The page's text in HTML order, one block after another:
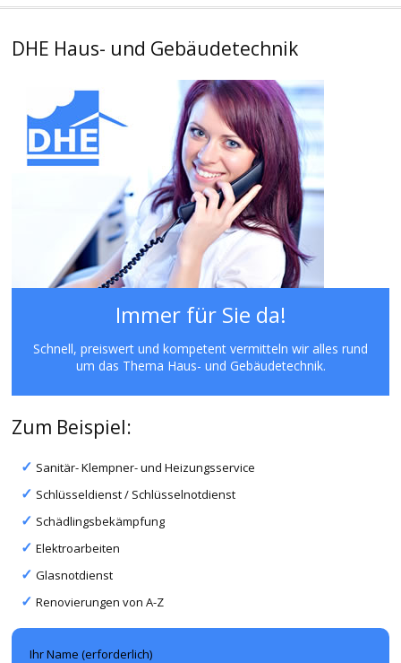
DHE Haus- und Gebäudetechnik
Immer für Sie da!
Schnell, preiswert und kompetent vermitteln wir alles rund
um das Thema Haus- und Gebäudetechnik.
Zum Beispiel:
Sanitär- Klempner- und Heizungsservice
Schlüsseldienst / Schlüsselnotdienst
Schädlingsbekämpfung
Elektroarbeiten
Glasnotdienst
Renovierungen von A-Z
Ihr Name (erforderlich)